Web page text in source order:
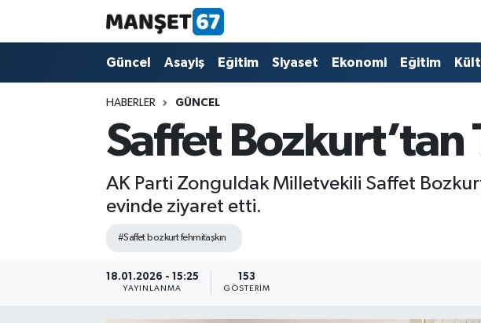
Güncel Asayiş Eğitim Siyaset Ekonomi Eğitim
HABERLER GÜNCEL
Saffet Bozkurt’tan
AK Parti Zonguldak Milletvekili Saffet Bozkurt,
evinde ziyaret etti.
#Saffet bozkurt fehmitaşkın
18.01.2026 - 15:25
YAYINLANMA
153
GÖSTERIM